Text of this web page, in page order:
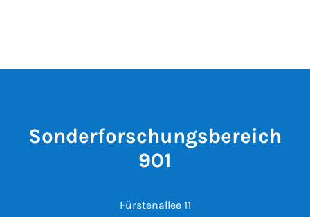
Sonderforschungsbereich
901
Fürstenallee 11